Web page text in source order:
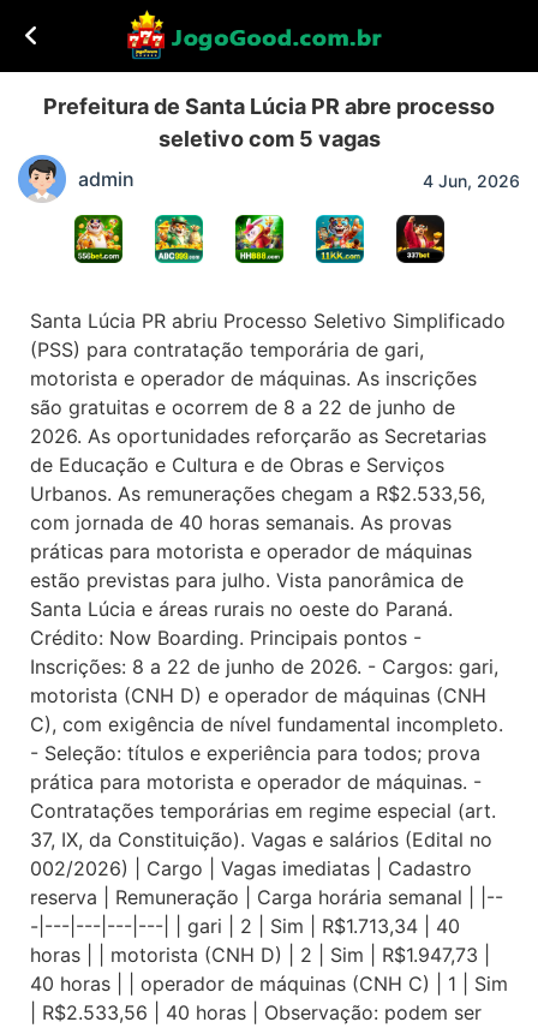
Prefeitura de Santa Lúcia PR abre processo
seletivo com 5 vagas
admin 4 Jun, 2026
Santa Lúcia PR abriu Processo Seletivo Simplificado
(PSS) para contratação temporária de gari,
motorista e operador de máquinas. As inscrições
são gratuitas e ocorrem de 8 a 22 de junho de
2026. As oportunidades reforçarão as Secretarias
de Educação e Cultura e de Obras e Serviços
Urbanos. As remunerações chegam a R$2.533,56,
com jornada de 40 horas semanais. As provas
práticas para motorista e operador de máquinas
estão previstas para julho. Vista panorâmica de
Santa Lúcia e áreas rurais no oeste do Paraná.
Crédito: Now Boarding. Principais pontos -
Inscrições: 8 a 22 de junho de 2026. - Cargos: gari,
motorista (CNH D) e operador de máquinas (CNH
C), com exigência de nível fundamental incompleto.
- Seleção: títulos e experiência para todos; prova
prática para motorista e operador de máquinas. -
Contratações temporárias em regime especial (art.
37, IX, da Constituição). Vagas e salários (Edital no
002/2026) | Cargo | Vagas imediatas | Cadastro
reserva | Remuneração | Carga horária semanal | |--
-|---|---|---|---| | gari | 2 | Sim | R$1.713,34 | 40
horas | | motorista (CNH D) | 2 | Sim | R$1.947,73 |
40 horas | | operador de máquinas (CNH C) | 1 | Sim
| R$2.533,56 | 40 horas | Observação: podem ser